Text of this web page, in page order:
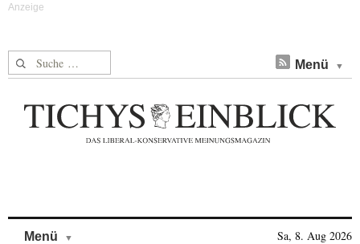
Suche nach: Menü
Menü Sa, 8. Aug 2026